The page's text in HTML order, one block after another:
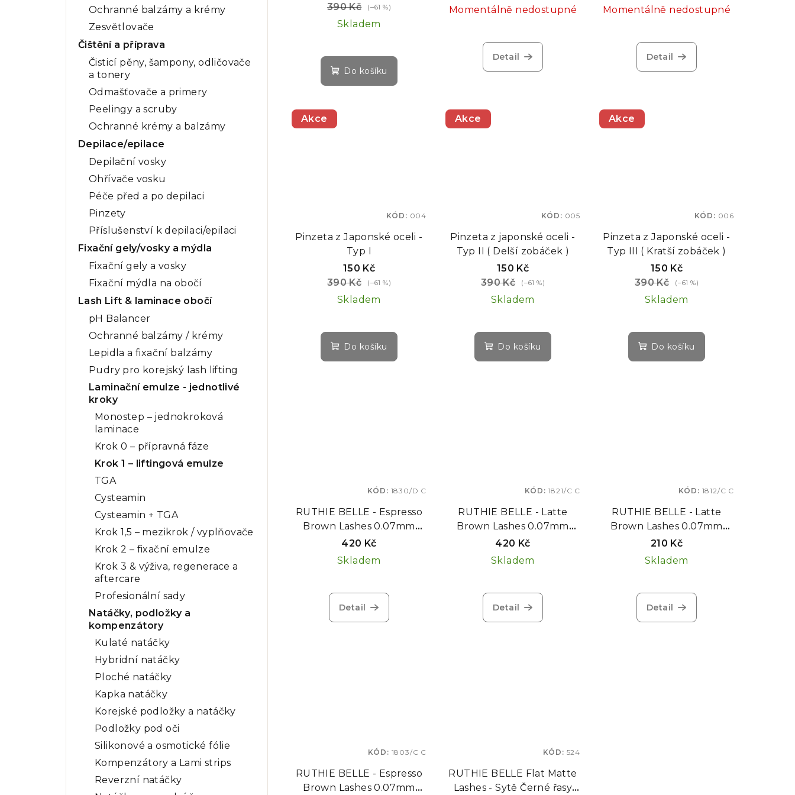
Ochranné balzámy a krémy
Zesvětlovače
Čištění a příprava
Čisticí pěny, šampony, odličovače
a tonery
Odmašťovače a primery
Peelingy a scruby
Ochranné krémy a balzámy
Depilace/epilace
Depilační vosky
Ohřívače vosku
Péče před a po depilaci
Pinzety
Příslušenství k depilaci/epilaci
Fixační gely/vosky a mýdla
Fixační gely a vosky
Fixační mýdla na obočí
Lash Lift & laminace obočí
pH Balancer
Ochranné balzámy / krémy
Lepidla a fixační balzámy
Pudry pro korejský lash lifting
Laminační emulze - jednotlivé
kroky
Monostep – jednokroková
laminace
Krok 0 – přípravná fáze
Krok 1 – liftingová emulze
TGA
Cysteamin
Cysteamin + TGA
Krok 1,5 – mezikrok / vyplňovače
Krok 2 – fixační emulze
Krok 3 & výživa, regenerace a
aftercare
Profesionální sady
Natáčky, podložky a
kompenzátory
Kulaté natáčky
Hybridní natáčky
Ploché natáčky
Kapka natáčky
Korejské podložky a natáčky
Podložky pod oči
Silikonové a osmotické fólie
Kompenzátory a Lami strips
Reverzní natáčky
ů
390 Kč
(–61 %)
Skladem
Do košíku
Momentálně nedostupné
Detail
Momentálně nedostupné
Detail
Akce
Pinzeta z Japonské oceli -
Typ I
150 Kč
390 Kč
(–61 %)
Skladem
Do košíku
KÓD: 004
Akce
Pinzeta z japonské oceli -
Typ II ( Delší zobáček )
150 Kč
390 Kč
(–61 %)
Skladem
Do košíku
KÓD: 005
Akce
Pinzeta z Japonské oceli -
Typ III ( Kratší zobáček )
150 Kč
390 Kč
(–61 %)
Skladem
Do košíku
KÓD: 006
RUTHIE BELLE - Espresso
Brown Lashes 0.07mm
MIX, 7-12mm
420 Kč
Skladem
Detail
KÓD: 1830/D C
RUTHIE BELLE - Latte
Brown Lashes 0.07mm
MIX, 7-12mm
420 Kč
Skladem
Detail
KÓD: 1821/C C
RUTHIE BELLE - Latte
Brown Lashes 0.07mm
MINI, 5 pásků
210 Kč
Skladem
Detail
KÓD: 1812/C C
RUTHIE BELLE - Espresso
Brown Lashes 0.07mm
KÓD: 1803/C C
RUTHIE BELLE Flat Matte
Lashes - Sytě Černé řasy
KÓD: 524